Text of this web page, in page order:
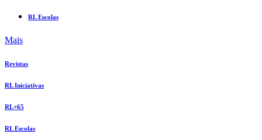
RL Escolas
Mais
Revistas
RL Iniciativas
RL+65
RL Escolas